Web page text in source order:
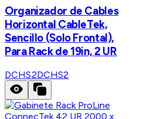
Organizador de Cables
Horizontal CableTek,
Sencillo (Solo Frontal),
Para Rack de 19in, 2 UR
DCHS2DCHS2